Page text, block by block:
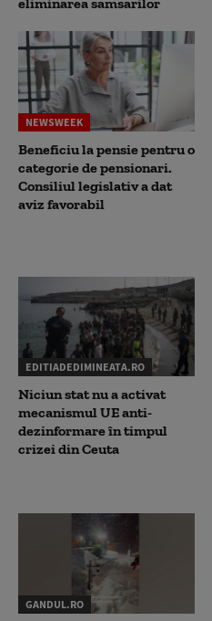
NEWSWEEK
Beneficiu la pensie pentru o
categorie de pensionari.
Consiliul legislativ a dat
aviz favorabil
EDITIADEDIMINEATA.RO
Niciun stat nu a activat
mecanismul UE anti-
dezinformare în timpul
crizei din Ceuta
GANDUL.RO